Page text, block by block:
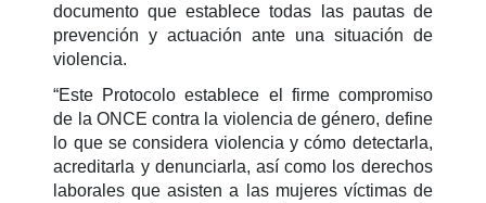
documento que establece todas las pautas de
prevención y actuación ante una situación de
violencia.
“Este Protocolo establece el firme compromiso
de la ONCE contra la violencia de género, define
lo que se considera violencia y cómo detectarla,
acreditarla y denunciarla, así como los derechos
laborales que asisten a las mujeres víctimas de